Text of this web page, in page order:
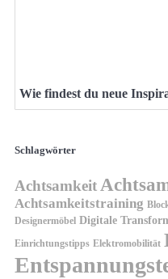
Wie findest du neue
Schlagwörter
Achtsamkeit
Achtsamkeitstraining
Designermöbel Digitale
Einrichtungstipps Elektromobilität